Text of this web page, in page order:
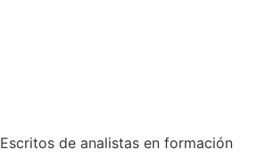
Escritos de analistas en formación